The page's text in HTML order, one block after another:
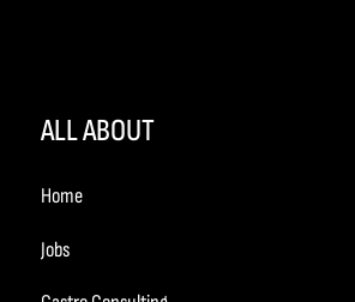
ALL ABOUT
Home
Jobs